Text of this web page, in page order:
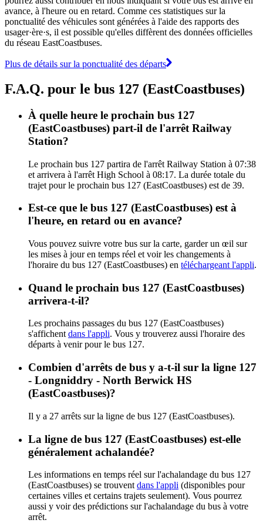
avance, à l'heure ou en retard. Comme ces statistiques sur la
ponctualité des véhicules sont générées à l'aide des rapports des
usager·ère·s, il est possible qu'elles diffèrent des données officielles
du réseau EastCoastbuses.
Plus de détails sur la ponctualité des départs
F.A.Q. pour le bus 127 (EastCoastbuses)
À quelle heure le prochain bus 127
(EastCoastbuses) part-il de l'arrêt Railway
Station?
Le prochain bus 127 partira de l'arrêt Railway Station à 07:38
et arrivera à l'arrêt High School à 08:17. La durée totale du
trajet pour le prochain bus 127 (EastCoastbuses) est de 39.
Est-ce que le bus 127 (EastCoastbuses) est à
l'heure, en retard ou en avance?
Vous pouvez suivre votre bus sur la carte, garder un œil sur
les mises à jour en temps réel et voir les changements à
l'horaire du bus 127 (EastCoastbuses) en téléchargeant l'appli.
Quand le prochain bus 127 (EastCoastbuses)
arrivera-t-il?
Les prochains passages du bus 127 (EastCoastbuses)
s'affichent dans l'appli. Vous y trouverez aussi l'horaire des
départs à venir pour le bus 127.
Combien d'arrêts de bus y a-t-il sur la ligne 127
- Longniddry - North Berwick HS
(EastCoastbuses)?
Il y a 27 arrêts sur la ligne de bus 127 (EastCoastbuses).
La ligne de bus 127 (EastCoastbuses) est-elle
généralement achalandée?
Les informations en temps réel sur l'achalandage du bus 127
(EastCoastbuses) se trouvent dans l'appli (disponibles pour
certaines villes et certains trajets seulement). Vous pourrez
aussi y voir des prédictions sur l'achalandage du bus à votre
arrêt.